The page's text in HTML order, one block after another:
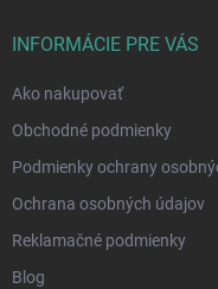
INFORMÁCIE PRE VÁS
Ako nakupovať
Obchodné podmienky
Podmienky ochrany
Ochrana osobných údajov
Reklamačné podmienky
Blog